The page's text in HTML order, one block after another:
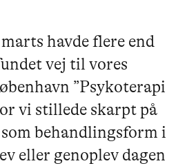
havde flere end
vej til vores
”Psykoterapi
vi stillede skarpt på
behandlingsform i
eller genoplev dagen